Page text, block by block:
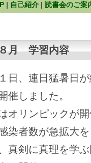
| 自己紹介 | 読書会のご案
月 学習内容
日、連日猛暑日
催しました。
オリンピックが
染者数が急拡大
真剣に真理を学